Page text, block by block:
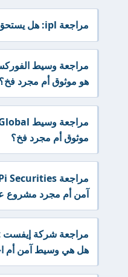
مراجعة ipl: هل يستحق التجربة في 2026؟
هو موثوق أم مجرد فخ؟
موثوق أم مجرد فخ؟
آمن أم مجرد مشروع
هل هي وسيط آمن أم